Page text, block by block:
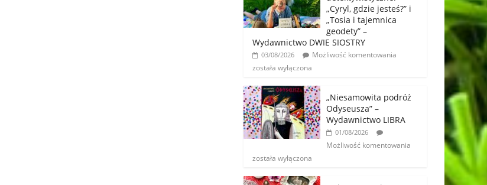
„Cyryl, gdzie jesteś?” i
„Tosia i tajemnica
geodety” –
Wydawnictwo DWIE SIOSTRY
03/08/2026
Możliwość komentowania
została wyłączona
„Niesamowita podróż
Odyseusza” –
Wydawnictwo LIBRA
01/08/2026
Możliwość komentowania
została wyłączona